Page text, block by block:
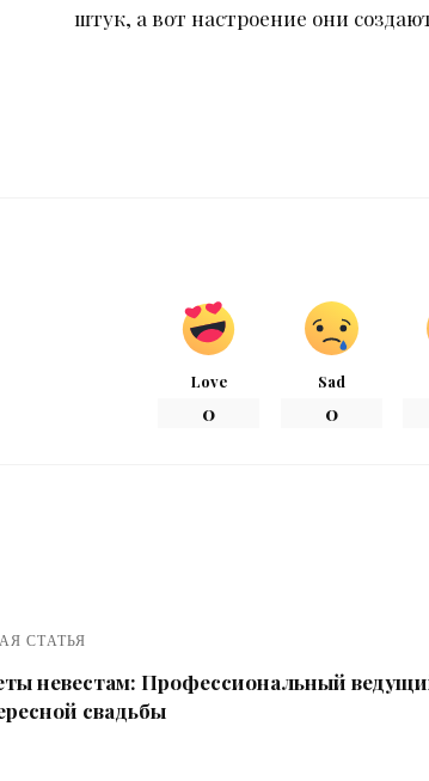
штук, а вот настроение они
Love
0
Sad
0
СТАТЬЯ
невестам: Профессиональный
свадьбы